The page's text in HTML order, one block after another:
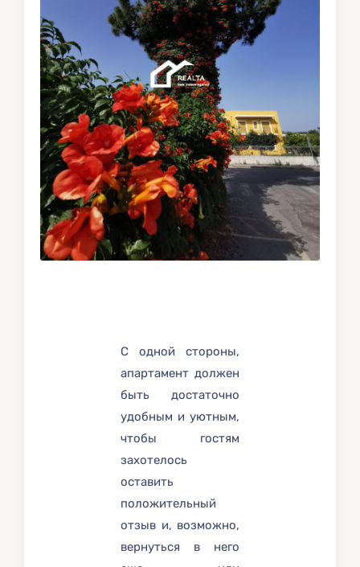
С одной стороны,
апартамент должен
быть достаточно
удобным и уютным,
чтобы гостям
захотелось
оставить
положительный
отзыв и, возможно,
вернуться в него